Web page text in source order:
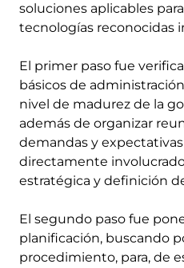
soluciones aplicables
tecnologías reconocidas
El primer paso fue
básicos de
nivel de madurez de la
además de organizar
demandas y
directamente
estratégica y definición
El segundo paso fue
planificación, buscando
procedimiento, para, de